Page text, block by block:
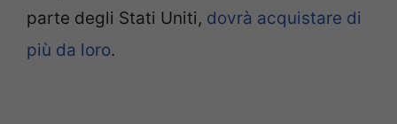
parte degli Stati Uniti, dovrà acquistare di
più da loro.